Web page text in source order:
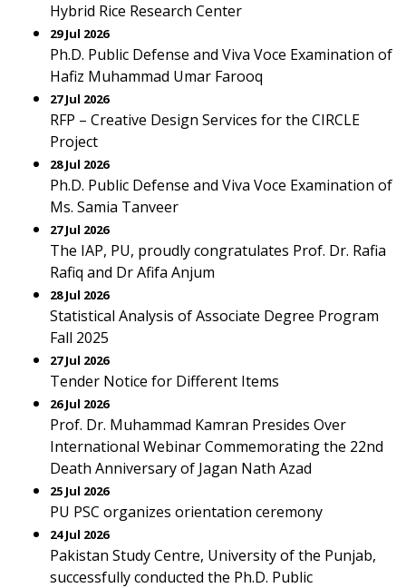
Hybrid Rice Research Center
29 Jul 2026
Ph.D. Public Defense and Viva Voce Examination of
Hafiz Muhammad Umar Farooq
27 Jul 2026
RFP – Creative Design Services for the CIRCLE
Project
28 Jul 2026
Ph.D. Public Defense and Viva Voce Examination of
Ms. Samia Tanveer
27 Jul 2026
The IAP, PU, proudly congratulates Prof. Dr. Rafia
Rafiq and Dr Afifa Anjum
28 Jul 2026
Statistical Analysis of Associate Degree Program
Fall 2025
27 Jul 2026
Tender Notice for Different Items
26 Jul 2026
Prof. Dr. Muhammad Kamran Presides Over
International Webinar Commemorating the 22nd
Death Anniversary of Jagan Nath Azad
25 Jul 2026
PU PSC organizes orientation ceremony
24 Jul 2026
Pakistan Study Centre, University of the Punjab,
successfully conducted the Ph.D. Public